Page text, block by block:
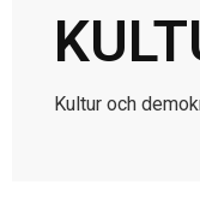
Kultur och